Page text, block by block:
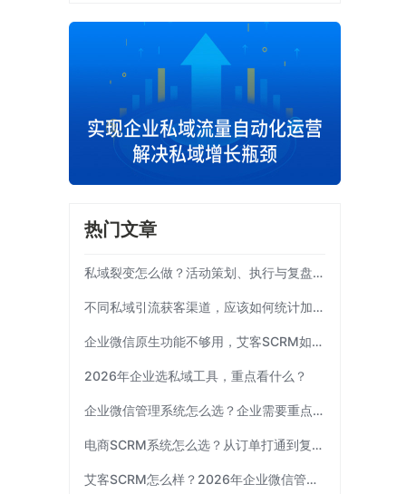
热门文章
私域裂变怎么做？活动策划、执行与复盘完整流程
不同私域引流获客渠道，应该如何统计加粉效果？
企业微信原生功能不够用，艾客SCRM如何补齐运营链路？
2026年企业选私域工具，重点看什么？
企业微信管理系统怎么选？企业需要重点考察这7项能力|艾客SCRM
电商SCRM系统怎么选？从订单打通到复购运营 | 艾客SCRM
艾客SCRM怎么样？2026年企业微信管理工具选型指南